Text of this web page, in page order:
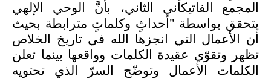
المجمع الفاتيكاني الثاني، بأنَّ الوحي الإلهي
يتحقق بواسطة "أحداثٍ وكلماتٍ مترابطة بحيث
أن الأعمال التي انجزها الله في تاريخ الخلاص
تظهر وتقوّي عقيدة الكلمات وواقعها بينما تعلن
الكلمات الأعمال وتوضّح السرّ الذي تحتويه